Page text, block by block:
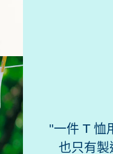
一件 T 恤
也只有